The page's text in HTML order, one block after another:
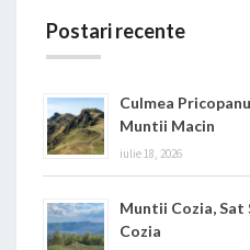
Postari recente
Culmea
Muntii Macin
iulie 18, 2026
Muntii Cozia, Sat
Cozia